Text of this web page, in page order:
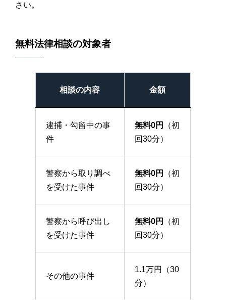
さい。
無料法律相談の対象者
相談の内容 金額
逮捕・勾留中の事
件
無料0円
（初
回30分）
警察から取り調べ
を受けた事件
無料0円
（初
回30分）
警察から呼び出し
を受けた事件
無料0円
（初
回30分）
その他の事件
1.1万円（30
分）